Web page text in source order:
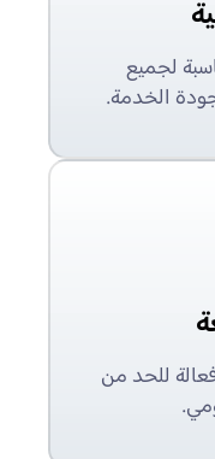
لجميع
الخدمة.
للحد من